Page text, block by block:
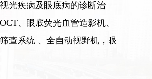
光疾病及眼底病的诊断治
、眼底荧光血管造影机、
查系统 、全自动视野机，眼